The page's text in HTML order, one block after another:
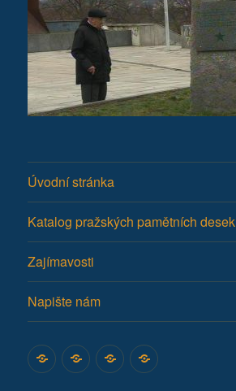
Úvodní stránka
Katalog pražských pamětních desek
Zajímavosti
Napište nám
Úvodní
stránka
Katalog
pražských
Zajímavosti
Napište